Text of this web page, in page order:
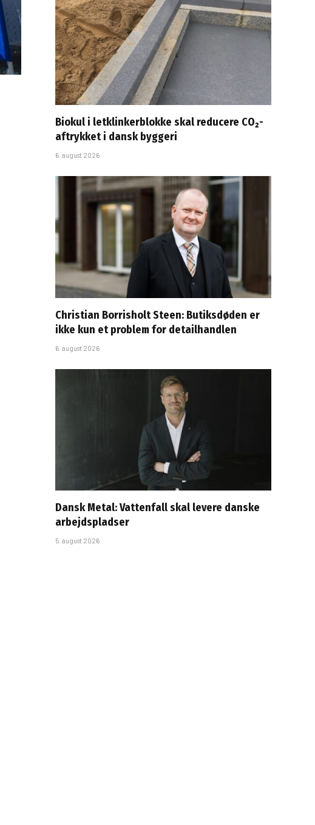
Biokul i letklinkerblokke skal reducere CO₂-
aftrykket i dansk byggeri
6. august 2026
Christian Borrisholt Steen: Butiksdøden er
ikke kun et problem for detailhandlen
6. august 2026
Dansk Metal: Vattenfall skal levere danske
arbejdspladser
5. august 2026